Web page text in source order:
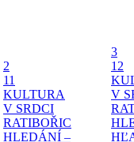
2
11
KULTURA
V SRDCI
RATIBOŘIC
HLEDÁNÍ –
3
12
V